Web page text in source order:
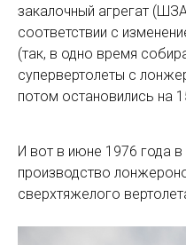
закалочный агрегат
соответствии с
(так, в одно время
супервертолеты с
потом остановились на
И вот в июне 1976 года
производство
сверхтяжелого